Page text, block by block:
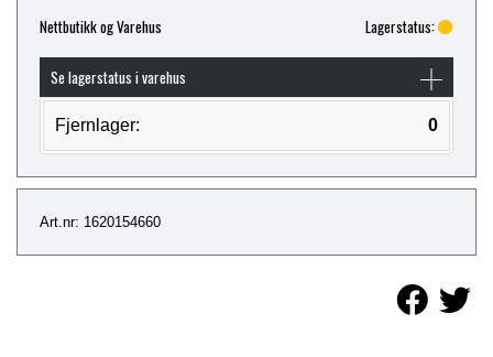
Nettbutikk og Varehus Lagerstatus:
Se lagerstatus i varehus
Fjernlager: 0
Art.nr: 1620154660